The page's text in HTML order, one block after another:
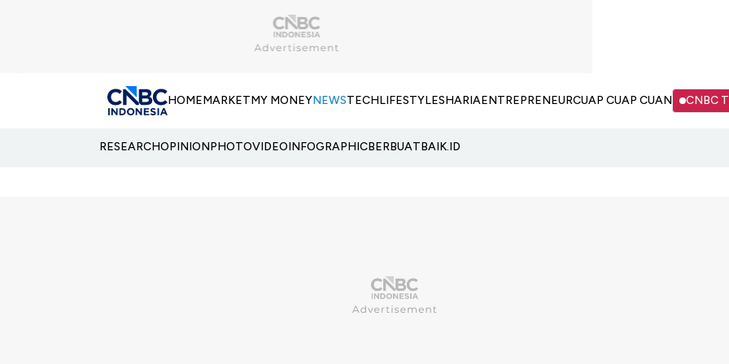
HOMEMARKETMY MONEYNEWSTECHLIFESTYLESHARIAENTREPRENEURCUAP CUAP CUAN CNBC
RESEARCHOPINIONPHOTOVIDEOINFOGRAPHICBERBUATBAIK.ID